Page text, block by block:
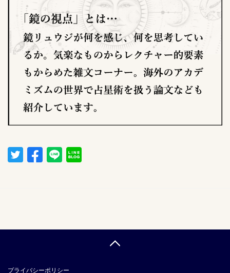
プライバシーポリシー